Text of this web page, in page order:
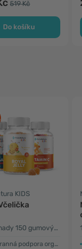
519 Kč
Do košíku
KIDS
dohromady 150 gumových bonbonů
podpora organismu